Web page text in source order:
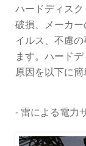
ハードディス
破損、メーカ
イルス、不慮
ます。ハード
原因を以下に簡
- 雷による電力